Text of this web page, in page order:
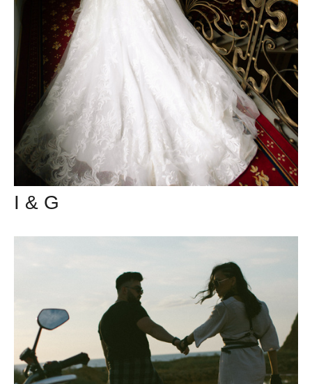
I & G